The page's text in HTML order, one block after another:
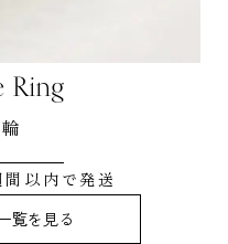
Ring
以内で発送
覧を見る